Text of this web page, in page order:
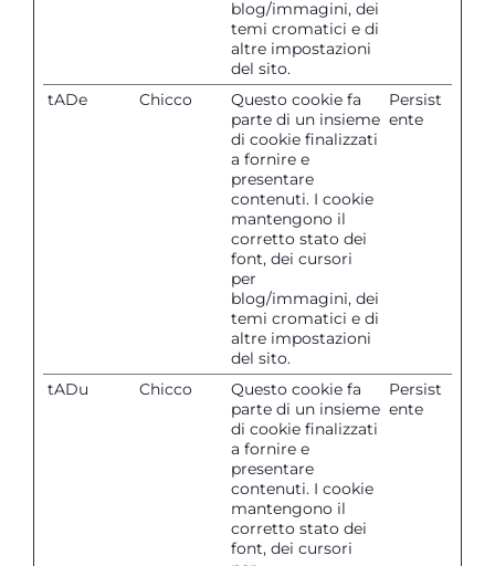
blog/immagini, dei
temi cromatici e di
altre impostazioni
del sito.
tADe Chicco
Questo cookie fa
parte di un insieme
di cookie finalizzati
a fornire e
presentare
contenuti. I cookie
mantengono il
corretto stato dei
font, dei cursori
per
blog/immagini, dei
temi cromatici e di
altre impostazioni
del sito.
Persist
ente
tADu Chicco
Questo cookie fa
parte di un insieme
di cookie finalizzati
a fornire e
presentare
contenuti. I cookie
mantengono il
corretto stato dei
font, dei cursori
Persist
ente